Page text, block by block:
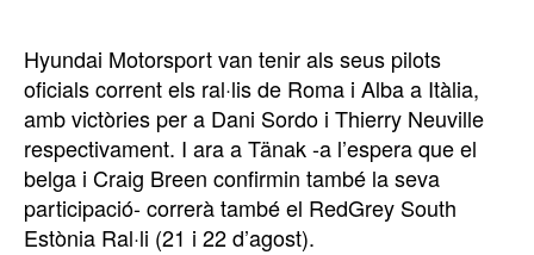
Hyundai Motorsport van tenir als seus pilots
oficials corrent els ral·lis de Roma i Alba a Itàlia,
amb victòries per a Dani Sordo i Thierry Neuville
respectivament. I ara a Tänak -a l’espera que el
belga i Craig Breen confirmin també la seva
participació- correrà també el RedGrey South
Estònia Ral·li (21 i 22 d’agost).